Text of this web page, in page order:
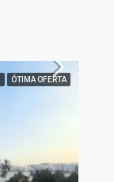
ÓTIMA OFERTA